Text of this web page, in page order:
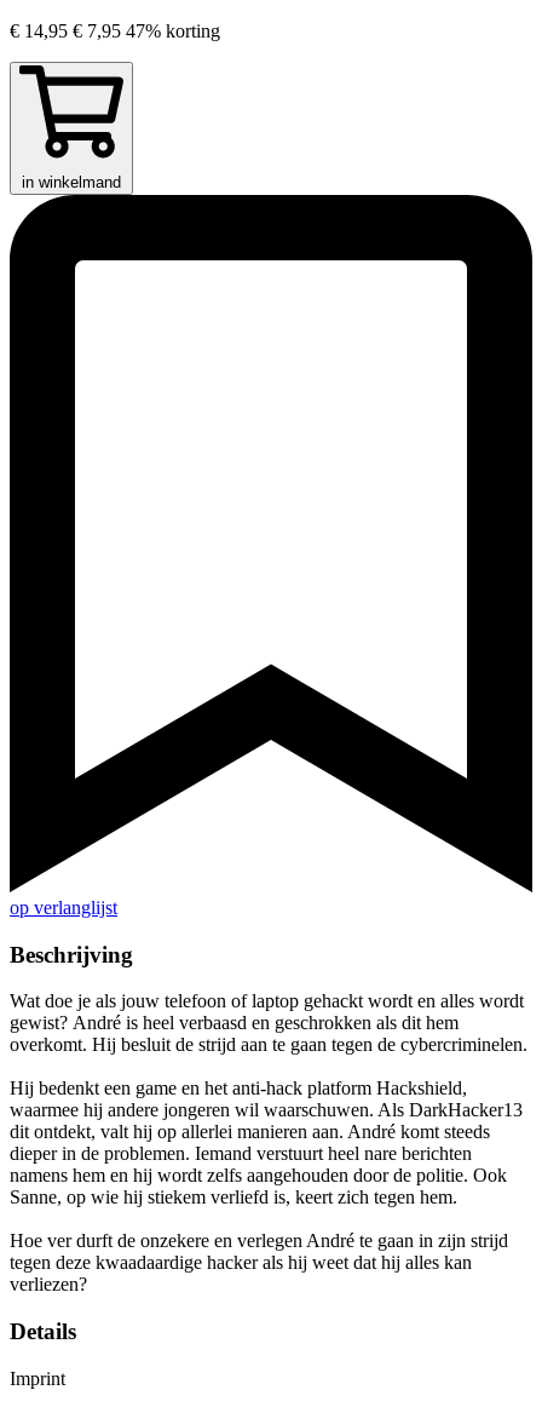
€ 14,95 € 7,95 47% korting
in winkelmand
op verlanglijst
Beschrijving
Wat doe je als jouw telefoon of laptop gehackt wordt en alles wordt
gewist? André is heel verbaasd en geschrokken als dit hem
overkomt. Hij besluit de strijd aan te gaan tegen de cybercriminelen.
Hij bedenkt een game en het anti-hack platform Hackshield,
waarmee hij andere jongeren wil waarschuwen. Als DarkHacker13
dit ontdekt, valt hij op allerlei manieren aan. André komt steeds
dieper in de problemen. Iemand verstuurt heel nare berichten
namens hem en hij wordt zelfs aangehouden door de politie. Ook
Sanne, op wie hij stiekem verliefd is, keert zich tegen hem.
Hoe ver durft de onzekere en verlegen André te gaan in zijn strijd
tegen deze kwaadaardige hacker als hij weet dat hij alles kan
verliezen?
Details
Imprint